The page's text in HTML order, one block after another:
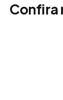
Confira